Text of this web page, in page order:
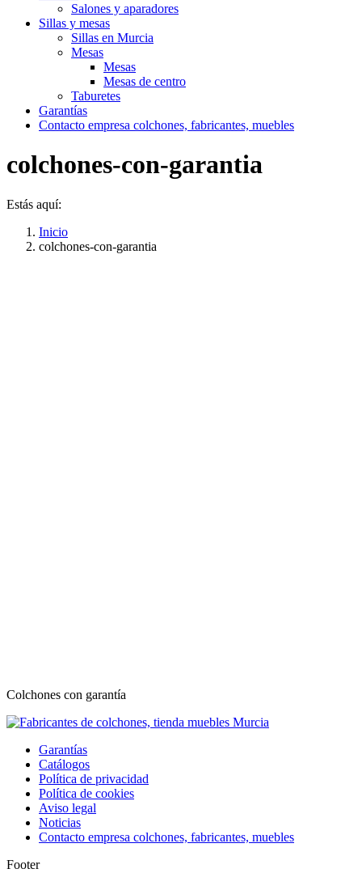
Salones y aparadores
Sillas y mesas
Sillas en Murcia
Mesas
Mesas
Mesas de centro
Taburetes
Garantías
Contacto empresa colchones, fabricantes, muebles
colchones-con-garantia
Estás aquí:
Inicio
colchones-con-garantia
Colchones con garantía
Garantías
Catálogos
Política de privacidad
Política de cookies
Aviso legal
Noticias
Contacto empresa colchones, fabricantes, muebles
Footer